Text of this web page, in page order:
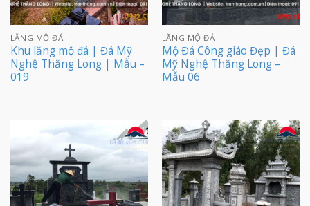
LĂNG MỘ ĐÁ
Khu lăng mộ đá | Đá Mỹ
Nghệ Thăng Long | Mẫu –
019
LĂNG MỘ ĐÁ
Mộ Đá Công giáo Đẹp | Đá
Mỹ Nghệ Thăng Long –
Mẫu 06